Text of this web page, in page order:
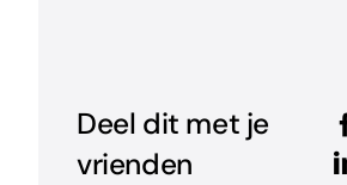
Deel dit met je
vrienden